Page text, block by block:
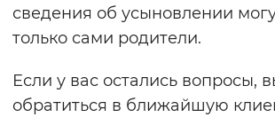
сведения об усыновлении
только сами родители.
Если у вас остались вопросы,
обратиться в ближайшую